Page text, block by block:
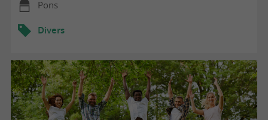
Pons
Divers